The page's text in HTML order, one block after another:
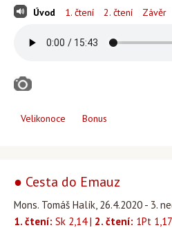
Úvod 1. čtení 2. čtení Závěr
Velikonoce Bonus
● Cesta do Emauz
Mons. Tomáš Halík, 26.4.2020 - 3.
1. čtení: Sk 2,14 | 2. čtení: 1Pt